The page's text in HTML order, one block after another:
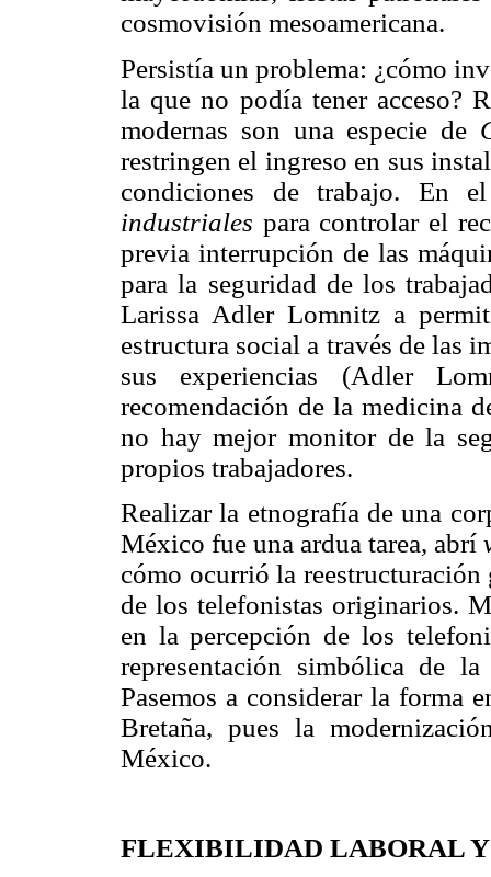
cosmovisión mesoamericana.
Persistía un problema: ¿cómo
la que no podía tener acceso?
modernas son una especie de
restringen el ingreso en sus
condiciones de trabajo. En
industriales para controlar el
previa interrupción de las
para la seguridad de los
Larissa Adler Lomnitz a
estructura social a través de las
sus experiencias (Adler
recomendación de la medicina
no hay mejor monitor de la
propios trabajadores.
Realizar la etnografía de una
México fue una ardua tarea, abrí
cómo ocurrió la
de los telefonistas originarios.
en la percepción de los
representación simbólica de
Pasemos a considerar la forma
Bretaña, pues la
México.
FLEXIBILIDAD LABORAL